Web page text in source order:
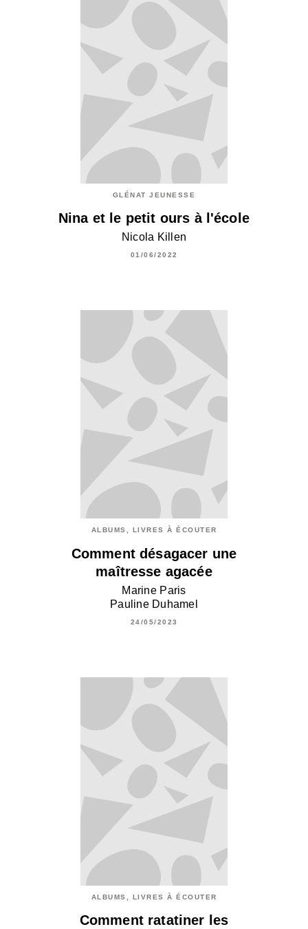
GLÉNAT JEUNESSE
Nina et le petit ours à l'école
Nicola Killen
01/06/2022
ALBUMS, LIVRES À ÉCOUTER
Comment désagacer une
maîtresse agacée
Marine Paris
Pauline Duhamel
24/05/2023
ALBUMS, LIVRES À ÉCOUTER
Comment ratatiner les